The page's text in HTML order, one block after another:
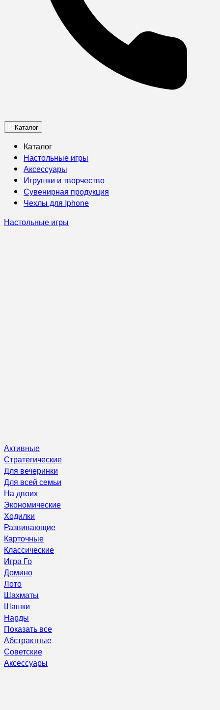
Каталог
Каталог
Настольные игры
Аксессуары
Игрушки и творчество
Сувенирная продукция
Чехлы для Iphone
Настольные игры
Активные
Стратегические
Для вечеринки
Для всей семьи
На двоих
Экономические
Ходилки
Развивающие
Карточные
Классические
Игра Го
Домино
Лото
Шахматы
Шашки
Нарды
Показать все
Абстрактные
Советские
Аксессуары